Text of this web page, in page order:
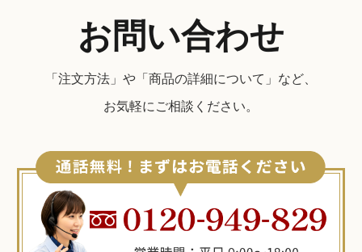
お問い合わせ
「注文方法」や「商品の詳細について」など、
お気軽にご相談ください。